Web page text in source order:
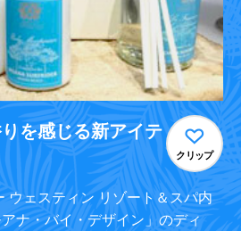
を感じる新アイテ
クリップ
ウェスティン リゾート＆スパ内
ナ・バイ・デザイン」のディ